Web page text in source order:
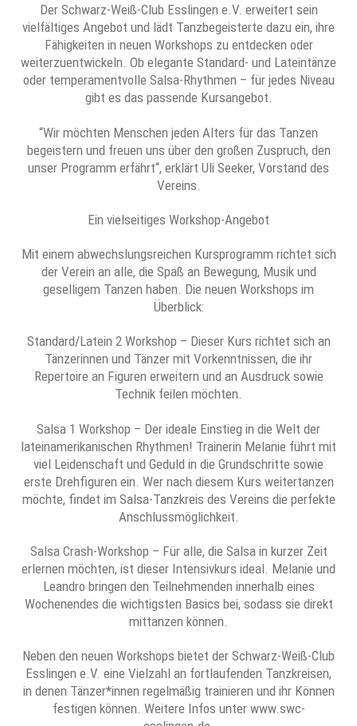
Der Schwarz-Weiß-Club Esslingen e.V. erweitert sein
vielfältiges Angebot und lädt Tanzbegeisterte dazu ein, ihre
Fähigkeiten in neuen Workshops zu entdecken oder
weiterzuentwickeln. Ob elegante Standard- und Lateintänze
oder temperamentvolle Salsa-Rhythmen – für jedes Niveau
gibt es das passende Kursangebot.
“Wir möchten Menschen jeden Alters für das Tanzen
begeistern und freuen uns über den großen Zuspruch, den
unser Programm erfährt“, erklärt Uli Seeker, Vorstand des
Vereins.
Ein vielseitiges Workshop-Angebot
Mit einem abwechslungsreichen Kursprogramm richtet sich
der Verein an alle, die Spaß an Bewegung, Musik und
geselligem Tanzen haben. Die neuen Workshops im
Überblick:
Standard/Latein 2 Workshop – Dieser Kurs richtet sich an
Tänzerinnen und Tänzer mit Vorkenntnissen, die ihr
Repertoire an Figuren erweitern und an Ausdruck sowie
Technik feilen möchten.
Salsa 1 Workshop – Der ideale Einstieg in die Welt der
lateinamerikanischen Rhythmen! Trainerin Melanie führt mit
viel Leidenschaft und Geduld in die Grundschritte sowie
erste Drehfiguren ein. Wer nach diesem Kurs weitertanzen
möchte, findet im Salsa-Tanzkreis des Vereins die perfekte
Anschlussmöglichkeit.
Salsa Crash-Workshop – Für alle, die Salsa in kurzer Zeit
erlernen möchten, ist dieser Intensivkurs ideal. Melanie und
Leandro bringen den Teilnehmenden innerhalb eines
Wochenendes die wichtigsten Basics bei, sodass sie direkt
mittanzen können.
Neben den neuen Workshops bietet der Schwarz-Weiß-Club
Esslingen e.V. eine Vielzahl an fortlaufenden Tanzkreisen,
in denen Tänzer*innen regelmäßig trainieren und ihr Können
festigen können. Weitere Infos unter www.swc-